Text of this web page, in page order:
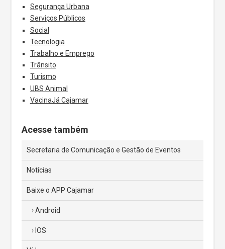
Segurança Urbana
Serviços Públicos
Social
Tecnologia
Trabalho e Emprego
Trânsito
Turismo
UBS Animal
VacinaJá Cajamar
Acesse também
Secretaria de Comunicação e Gestão de Eventos
Notícias
Baixe o APP Cajamar
Android
IOS